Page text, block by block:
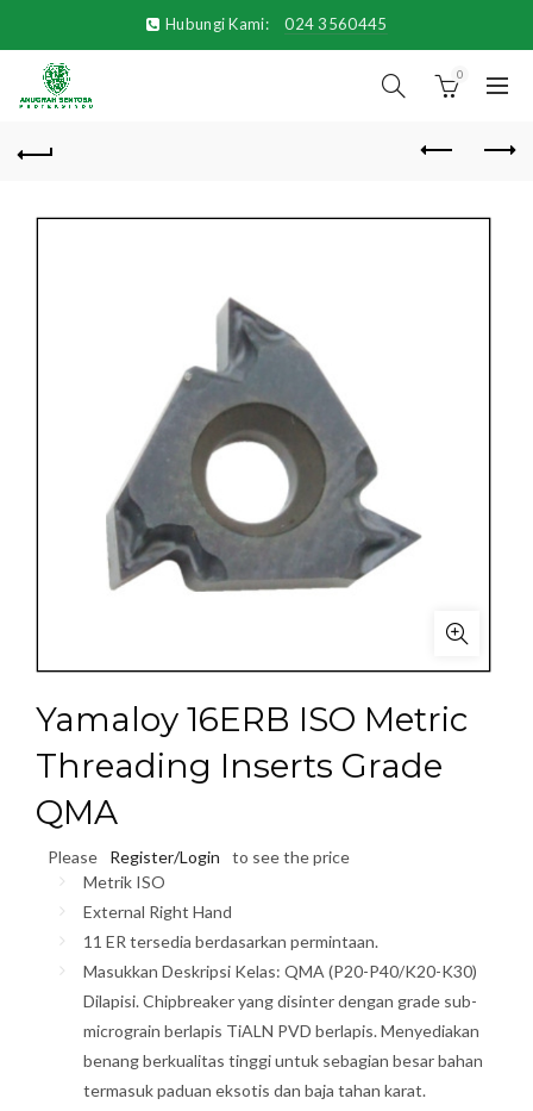
Hubungi Kami: 024 3560445
0
Yamaloy 16ERB ISO Metric
Threading Inserts Grade
QMA
Please Register/Login
to see the price
Metrik ISO
External Right Hand
11 ER tersedia berdasarkan permintaan.
Masukkan Deskripsi Kelas: QMA (P20-P40/K20-K30)
Dilapisi. Chipbreaker yang disinter dengan grade sub-
micrograin berlapis TiALN PVD berlapis. Menyediakan
benang berkualitas tinggi untuk sebagian besar bahan
termasuk paduan eksotis dan baja tahan karat.